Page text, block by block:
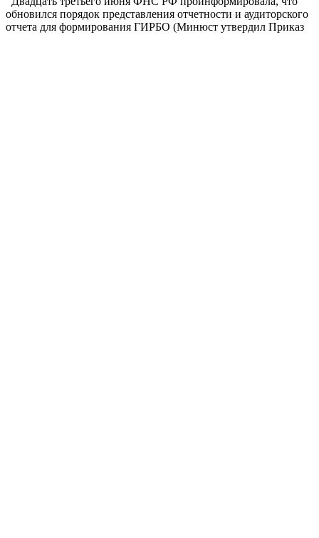
обновился порядок представления отчетности и аудиторского
отчета для формирования ГИРБО (Минюст утвердил Приказ